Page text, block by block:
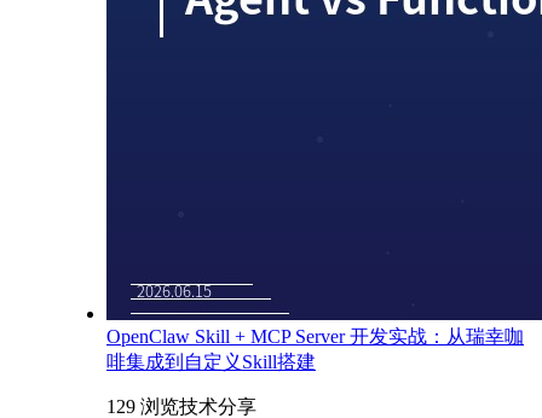
OpenClaw Skill + MCP Server 开发实战：从瑞幸咖
啡集成到自定义Skill搭建
129 浏览技术分享